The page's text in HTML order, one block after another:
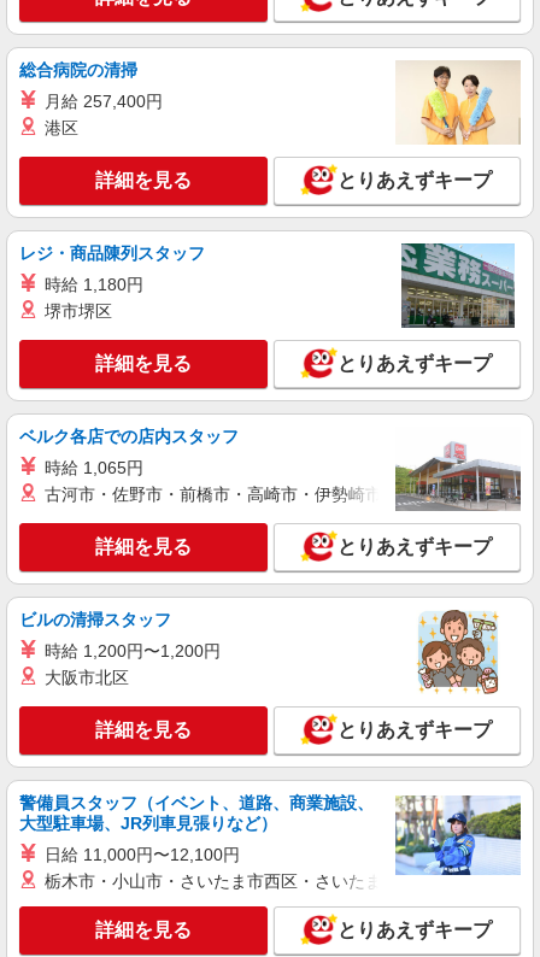
総合病院の清掃
月給 257,400円
港区
詳細を見る とりあえずキープ
レジ・商品陳列スタッフ
時給 1,180円
堺市堺区
詳細を見る とりあえずキープ
ベルク各店での店内スタッフ
時給 1,065円
古河市・佐野市・前橋市・高崎市・伊勢崎市・太田市・館林市
詳細を見る とりあえずキープ
ビルの清掃スタッフ
時給 1,200円〜1,200円
大阪市北区
詳細を見る とりあえずキープ
警備員スタッフ（イベント、道路、商業施設、
大型駐車場、JR列車見張りなど）
日給 11,000円〜12,100円
栃木市・小山市・さいたま市西区・さいたま市岩槻区・久喜市・
詳細を見る とりあえずキープ